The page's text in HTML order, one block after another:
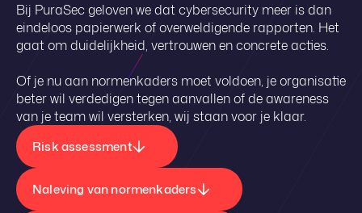
Bij PuraSec geloven we dat cybersecurity meer is dan
eindeloos papierwerk of overweldigende rapporten. Het
gaat om duidelijkheid, vertrouwen en concrete acties.
Of je nu aan normenkaders moet voldoen, je organisatie
beter wil verdedigen tegen aanvallen of de awareness
van je team wil versterken, wij staan voor je klaar.
Risk assessment
Naleving van normenkaders